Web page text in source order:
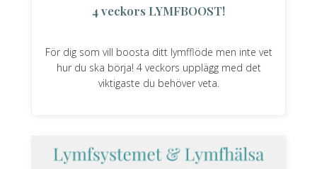
4 veckors LYMFBOOST!
För dig som vill boosta ditt lymfflöde men inte vet
hur du ska börja! 4 veckors upplägg med det
viktigaste du behöver veta.